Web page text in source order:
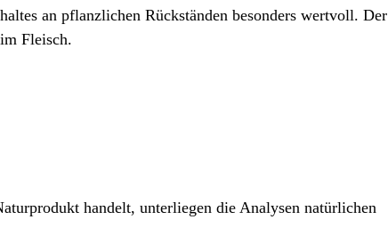
an pflanzlichen Rückständen besonders wertvoll. Der
Fleisch.
handelt, unterliegen die Analysen natürlichen